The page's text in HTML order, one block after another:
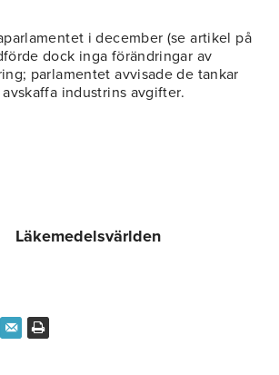
i december (se artikel på
dock inga förändringar av
parlamentet avvisade de tankar
industrins avgifter.
Läkemedelsvärlden